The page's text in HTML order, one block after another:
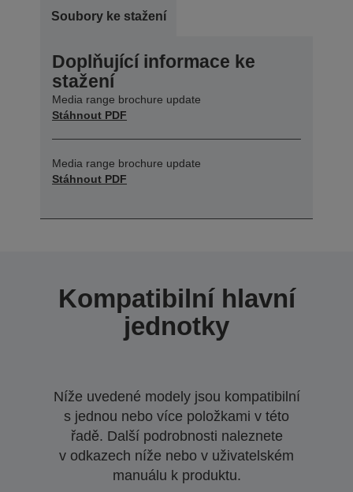
Soubory ke stažení
Doplňující informace ke
stažení
Media range brochure update
Stáhnout PDF
Media range brochure update
Stáhnout PDF
Kompatibilní hlavní
jednotky
Níže uvedené modely jsou kompatibilní
s jednou nebo více položkami v této
řadě. Další podrobnosti naleznete
v odkazech níže nebo v uživatelském
manuálu k produktu.